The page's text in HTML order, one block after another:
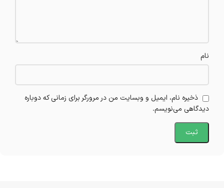
نام
ذخیره نام، ایمیل و وبسایت من در مرورگر برای زمانی که دوباره
دیدگاهی می‌نویسم.